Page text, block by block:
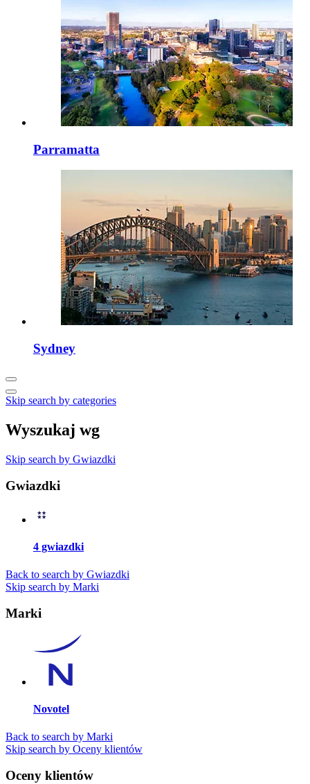
Parramatta
Sydney
Skip search by categories
Wyszukaj wg
Skip search by Gwiazdki
Gwiazdki
4 gwiazdki
Back to search by Gwiazdki
Skip search by Marki
Marki
Novotel
Back to search by Marki
Skip search by Oceny klientów
Oceny klientów